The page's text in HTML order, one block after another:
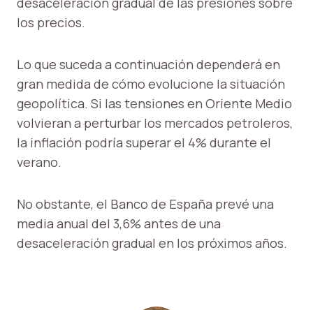
los precios.
Lo que suceda a continuación dependerá en
gran medida de cómo evolucione la situación
geopolítica. Si las tensiones en Oriente Medio
volvieran a perturbar los mercados petroleros,
la inflación podría superar el 4% durante el
verano.
No obstante, el Banco de España prevé una
media anual del 3,6% antes de una
desaceleración gradual en los próximos años.